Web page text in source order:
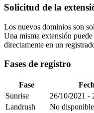
Solicitud de la
Los nuevos dominios son
Una misma extensión
directamente en un
Fases de registro
Fase
Sunrise
26/10/2021 -
Landrush
No disponible